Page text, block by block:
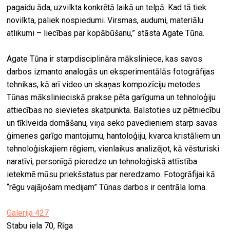
pagaidu āda, uzvilkta konkrētā laikā un telpā. Kad tā tiek
novilkta, paliek nospiedumi. Virsmas, audumi, materiālu
atlikumi – liecības par kopābūšanu,” stāsta Agate Tūna.
Agate Tūna ir starpdisciplināra māksliniece, kas savos
darbos izmanto analogās un eksperimentālās fotogrāfijas
tehnikas, kā arī video un skaņas kompozīciju metodes.
Tūnas mākslinieciskā prakse pēta garīguma un tehnoloģiju
attiecības no sievietes skatpunkta. Balstoties uz pētniecību
un tīklveida domāšanu, viņa seko pavedieniem starp savas
ģimenes garīgo mantojumu, hantoloģiju, kvarca kristāliem un
tehnoloģiskajiem rēgiem, vienlaikus analizējot, kā vēsturiski
naratīvi, personīgā pieredze un tehnoloģiskā attīstība
ietekmē mūsu priekšstatus par neredzamo. Fotogrāfijai kā
“rēgu vajājošam medijam” Tūnas darbos ir centrāla loma.
Galerija 427
Stabu iela 70, Rīga